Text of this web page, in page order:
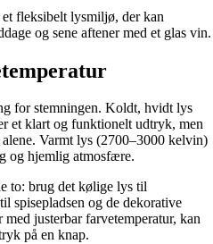
fleksibelt lysmiljø, der kan
og sene aftener med et glas vin.
for stemningen. Koldt, hvidt lys
et klart og funktionelt udtryk, men
Varmt lys (2700–3000 kelvin)
og hjemlig atmosfære.
to: brug det kølige lys til
spisepladsen og de dekorative
justerbar farvetemperatur, kan
på en knap.